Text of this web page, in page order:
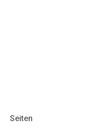
Seiten